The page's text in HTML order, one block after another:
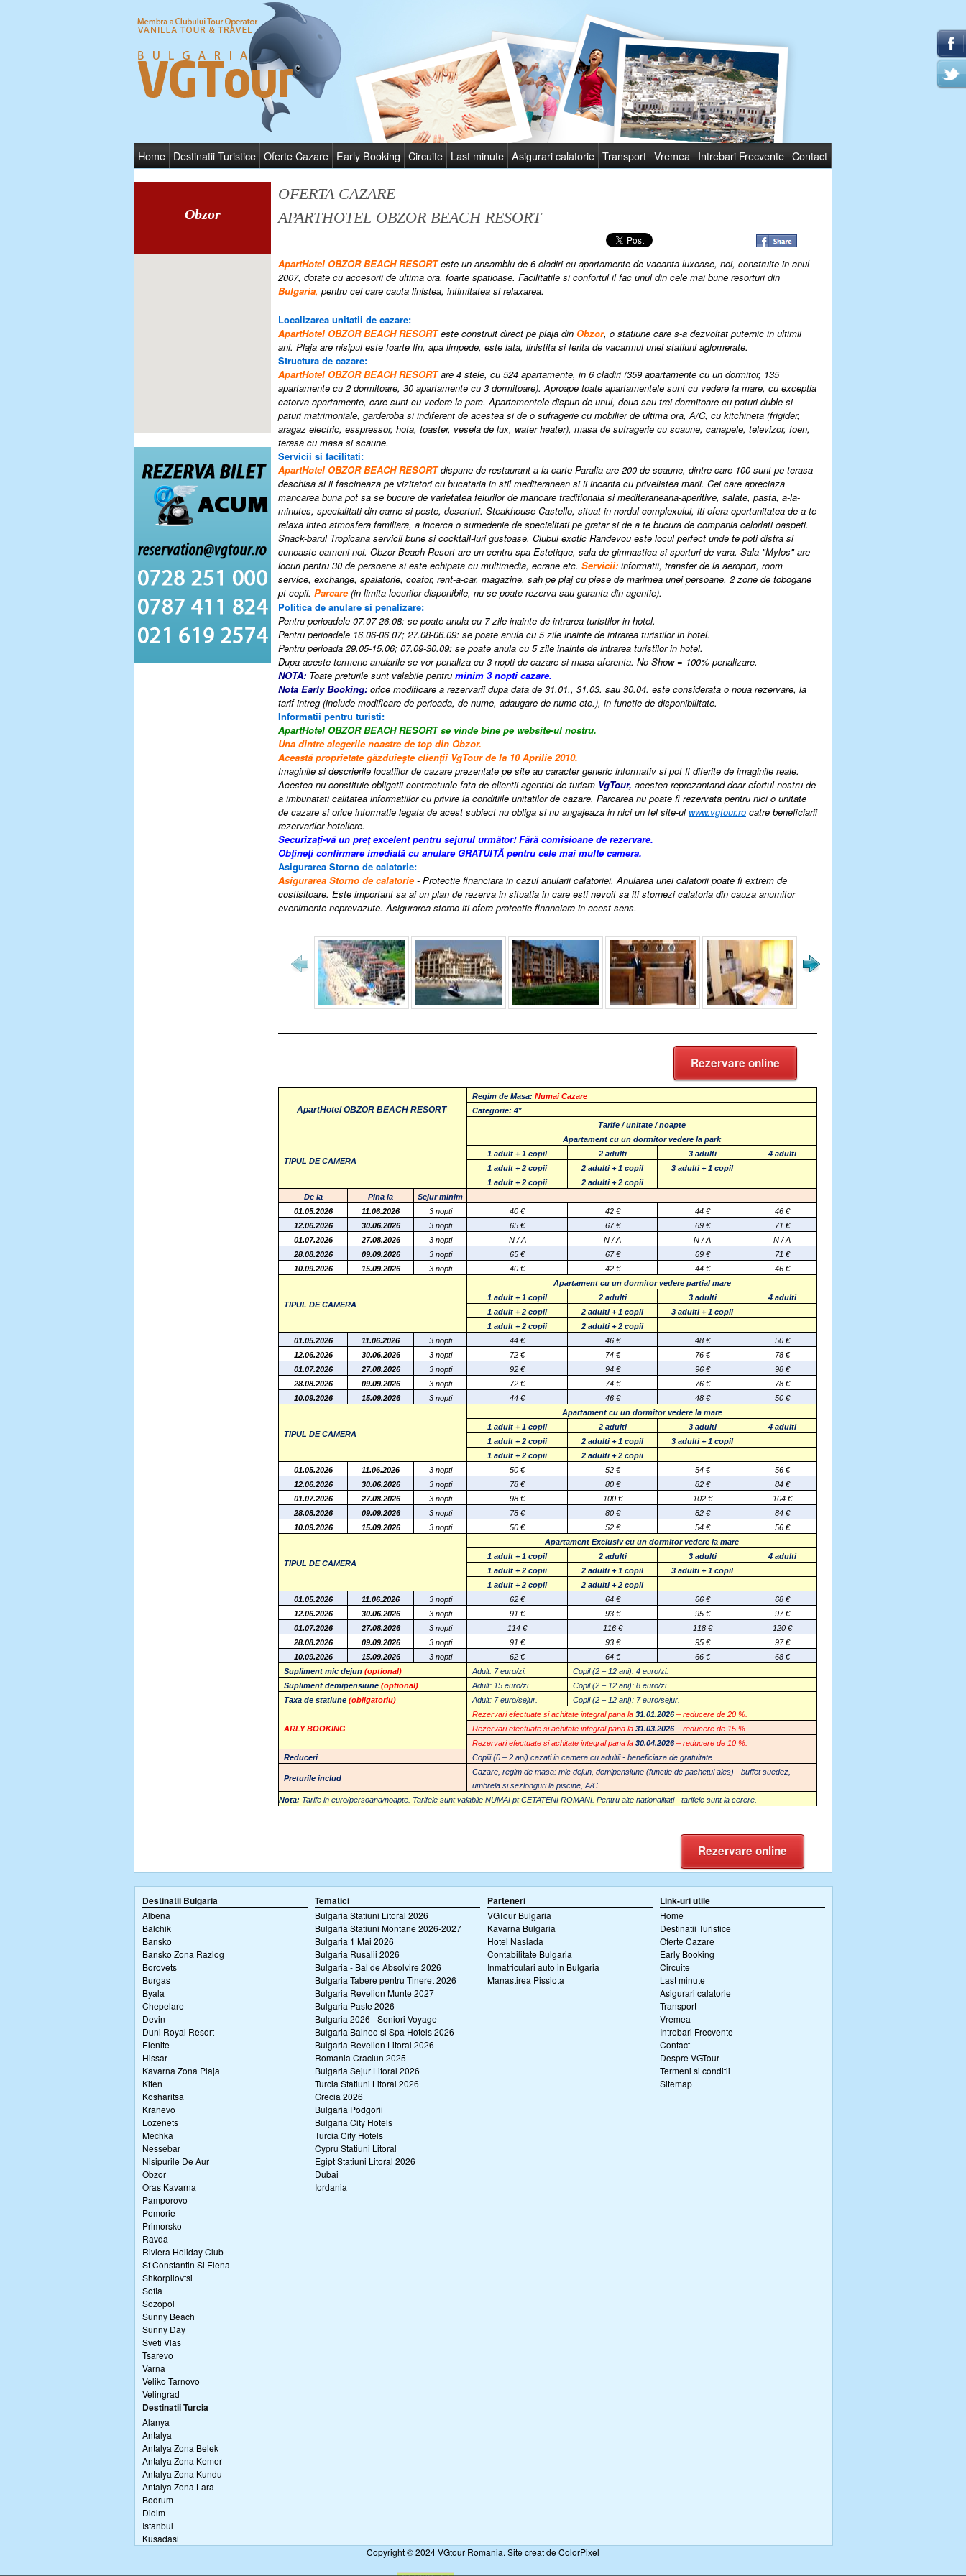
Home Destinatii Turistice Oferte Cazare Early Booking Circuite Last minute Asigurari calatorie Transport Vremea Intrebari Frecvente Contact
Obzor
OFERTA CAZARE
APARTHOTEL OBZOR BEACH RESORT
ApartHotel OBZOR BEACH RESORTeste un ansamblu de 6 cladiri cu apartamente de vacanta luxoase, noi, construite in anul
2007, dotate cu accesorii de ultima ora, foarte spatioase. Facilitatile si confortul il fac unul din cele mai bune resorturi din
Bulgaria, pentru cei care cauta linistea, intimitatea si relaxarea.
Localizarea unitatii de cazare:
ApartHotel OBZOR BEACH RESORTeste construit direct pe plaja din Obzor, o statiune care s-a dezvoltat puternic in ultimii
ani. Plaja are nisipul este foarte fin, apa limpede, este lata, linistita si ferita de vacarmul unei statiuni aglomerate.
Structura de cazare:
ApartHotel OBZOR BEACH RESORTare 4 stele, cu 524 apartamente, in 6 cladiri (359 apartamente cu un dormitor, 135
apartamente cu 2 dormitoare, 30 apartamente cu 3 dormitoare). Aproape toate apartamentele sunt cu vedere la mare, cu exceptia
catorva apartamente, care sunt cu vedere la parc. Apartamentele dispun de unul, doua sau trei dormitoare cu paturi duble si
paturi matrimoniale, garderoba si indiferent de acestea si de o sufragerie cu mobilier de ultima ora, A/C, cu kitchineta (frigider,
aragaz electric, esspressor, hota, toaster, vesela de lux, water heater), masa de sufragerie cu scaune, canapele, televizor, foen,
terasa cu masa si scaune.
Servicii si facilitati:
ApartHotel OBZOR BEACH RESORTdispune de restaurant a-la-carte Paralia are 200 de scaune, dintre care 100 sunt pe terasa
deschisa si ii fascineaza pe vizitatori cu bucataria in stil mediteranean si ii incanta cu privelistea marii. Cei care apreciaza
mancarea buna pot sa se bucure de varietatea felurilor de mancare traditionala si mediteraneana-aperitive, salate, pasta, a-la-
minutes, specialitati din carne si peste, deserturi. Steakhouse Castello, situat in nordul complexului, iti ofera oportunitatea de a te
relaxa intr-o atmosfera familiara, a incerca o sumedenie de specialitati pe gratar si de a te bucura de compania celorlati oaspeti.
Snack-barul Tropicana servicii bune si cocktail-luri gustoase. Clubul exotic Randevou este locul perfect unde te poti distra si
cunoaste oameni noi. Obzor Beach Resort are un centru spa Estetique, sala de gimnastica si sporturi de vara. Sala "Mylos" are
locuri pentru 30 de persoane si este echipata cu multimedia, ecrane etc. Servicii: informatii, transfer de la aeroport, room
service, exchange, spalatorie, coafor, rent-a-car, magazine, sah pe plaj cu piese de marimea unei persoane, 2 zone de tobogane
pt copii. Parcare(in limita locurilor disponibile, nu se poate rezerva sau garanta din agentie).
Politica de anulare si penalizare:
Pentru perioadele 07.07-26.08: se poate anula cu 7 zile inainte de intrarea turistilor in hotel.
Pentru perioadele 16.06-06.07; 27.08-06.09: se poate anula cu 5 zile inainte de intrarea turistilor in hotel.
Pentru perioada 29.05-15.06; 07.09-30.09: se poate anula cu 5 zile inainte de intrarea turistilor in hotel.
Dupa aceste termene anularile se vor penaliza cu 3 nopti de cazare si masa aferenta. No Show = 100% penalizare.
NOTA: Toate preturile sunt valabile pentru minim 3 nopti cazare.
Nota Early Booking: orice modificare a rezervarii dupa data de 31.01., 31.03. sau 30.04. este considerata o noua rezervare, la
tarif intreg (include modificare de perioada, de nume, adaugare de nume etc.), in functie de disponibilitate.
Informatii pentru turisti:
ApartHotel OBZOR BEACH RESORTse vinde bine pe website-ul nostru.
Una dintre alegerile noastre de top din Obzor.
Această proprietate găzduiește clienții VgTour de la 10 Aprilie 2010.
Imaginile si descrierile locatiilor de cazare prezentate pe site au caracter generic informativ si pot fi diferite de imaginile reale.
Acestea nu constituie obligatii contractuale fata de clientii agentiei de turism VgTour, acestea reprezantand doar efortul nostru de
a imbunatati calitatea informatiilor cu privire la conditiile unitatilor de cazare. Parcarea nu poate fi rezervata pentru nici o unitate
de cazare si orice informatie legata de acest subiect nu obliga si nu angajeaza in nici un fel site-ul www.vgtour.ro catre beneficiarii
rezervarilor hoteliere.
Securizați-vă un preţ excelent pentru sejurul următor! Fără comisioane de rezervare.
Obţineţi confirmare imediată cu anulare GRATUITĂ pentru cele mai multe camera.
Asigurarea Storno de calatorie:
Asigurarea Storno de calatorie- Protectie financiara in cazul anularii calatoriei. Anularea unei calatorii poate fi extrem de
costisitoare. Este important sa ai un plan de rezerva in situatia in care esti nevoit sa iti stornezi calatoria din cauza anumitor
evenimente neprevazute. Asigurarea storno iti ofera protectie financiara in acest sens.
Rezervare online
ApartHotel OBZOR BEACH RESORT
Regim de Masa:Numai Cazare
Categorie: 4*
Tarife / unitate / noapte
TIPUL DE CAMERA
Apartament cu un dormitorvedere la park
1 adult + 1 copil
2 adulti 3 adulti
4 adulti
1 adult + 2 copii
2 adulti + 1 copil
3 adulti + 1 copil
1 adult + 2 copii
2 adulti + 2 copii
De la
Pina la
Sejur minim
01.05.2026
11.06.2026 3 nopti 40 € 42 € 44 €
46 €
12.06.2026
30.06.2026 3 nopti 65 € 67 € 69 €
71 €
01.07.2026
27.08.2026 3 nopti N / A N / A N / A
N / A
28.08.2026
09.09.2026 3 nopti 65 € 67€ 69 € 71 €
10.09.2026
15.09.2026 3 nopti 40 € 42 € 44 € 46 €
TIPUL DE CAMERA
Apartament cu un dormitorvedere partial mare
1 adult + 1 copil
2 adulti 3 adulti
4 adulti
1 adult + 2 copii
2 adulti + 1 copil
3 adulti + 1 copil
1 adult + 2 copii
2 adulti + 2 copii
01.05.2026
11.06.2026 3 nopti 44 € 46 € 48 €
50 €
12.06.2026
30.06.2026 3 nopti 72 € 74 € 76 €
78 €
01.07.2026
27.08.2026 3 nopti 92 € 94 € 96 €
98 €
28.08.2026
09.09.2026 3 nopti 72 € 74 € 76 € 78 €
10.09.2026
15.09.2026 3 nopti 44 € 46 € 48 € 50 €
TIPUL DE CAMERA
Apartament cu un dormitorvedere la mare
1 adult + 1 copil
2 adulti 3 adulti
4 adulti
1 adult + 2 copii
2 adulti + 1 copil
3 adulti + 1 copil
1 adult + 2 copii
2 adulti + 2 copii
01.05.2026
11.06.2026 3 nopti 50 € 52 € 54 €
56 €
12.06.2026
30.06.2026 3 nopti 78 € 80 € 82 €
84 €
01.07.2026
27.08.2026 3 nopti 98 € 100 € 102 €
104 €
28.08.2026
09.09.2026 3 nopti 78 € 80 € 82 € 84 €
10.09.2026
15.09.2026 3 nopti 50 € 52 € 54 € 56 €
TIPUL DE CAMERA
Apartament Exclusiv cu un dormitorvedere la mare
1 adult + 1 copil
2 adulti 3 adulti
4 adulti
1 adult + 2 copii
2 adulti + 1 copil
3 adulti + 1 copil
1 adult + 2 copii
2 adulti + 2 copii
01.05.2026
11.06.2026 3 nopti 62 € 64 € 66 €
68 €
12.06.2026
30.06.2026 3 nopti 91 € 93 € 95 €
97 €
01.07.2026
27.08.2026 3 nopti 114 € 116 € 118 €
120 €
28.08.2026
09.09.2026 3 nopti 91 € 93 € 95 € 97€
10.09.2026
15.09.2026 3 nopti 62 € 64 € 66 € 68 €
Supliment mic dejun(optional) Adult: 7 euro/zi.
Copil (2 – 12 ani): 4 euro/zi.
Supliment demipensiune(optional) Adult: 15 euro/zi.
Copil (2 – 12 ani): 8 euro/zi..
Taxa de statiune(obligatoriu) Adult: 7 euro/sejur. Copil (2 – 12 ani): 7 euro/sejur.
ARLY BOOKING
Rezervari efectuate si achitate integral pana la31.01.2026 – reducere de 20 %.
Rezervari efectuate si achitate integral pana la31.03.2026 – reducere de 15 %.
Rezervari efectuate si achitate integral pana la30.04.2026 – reducere de 10 %.
Reduceri
Copiii (0 – 2 ani) cazati in camera cu adultii - beneficiaza de gratuitate.
Preturile includ
Cazare, regim de masa: mic dejun, demipensiune (functie de pachetul ales) - buffet suedez,
umbrela si sezlonguri la piscine, A/C.
Nota: Tarife in euro/persoana/noapte. Tarifele sunt valabile NUMAI pt CETATENI ROMANI. Pentru alte nationalitati - tarifele sunt la cerere.
Rezervare online
Destinatii Bulgaria
Albena
Balchik
Bansko
Bansko Zona Razlog
Borovets
Burgas
Byala
Chepelare
Devin
Duni Royal Resort
Elenite
Hissar
Kavarna Zona Plaja
Kiten
Kosharitsa
Kranevo
Lozenets
Mechka
Nessebar
Nisipurile De Aur
Obzor
Oras Kavarna
Pamporovo
Pomorie
Primorsko
Ravda
Riviera Holiday Club
Sf Constantin Si Elena
Shkorpilovtsi
Sofia
Sozopol
Sunny Beach
Sunny Day
Sveti Vlas
Tsarevo
Varna
Veliko Tarnovo
Velingrad
Destinatii Turcia
Alanya
Antalya
Antalya Zona Belek
Antalya Zona Kemer
Antalya Zona Kundu
Antalya Zona Lara
Bodrum
Didim
Istanbul
Kusadasi
Tematici
Bulgaria Statiuni Litoral 2026
Bulgaria Statiuni Montane 2026-2027
Bulgaria 1 Mai 2026
Bulgaria Rusalii 2026
Bulgaria - Bal de Absolvire 2026
Bulgaria Tabere pentru Tineret 2026
Bulgaria Revelion Munte 2027
Bulgaria Paste 2026
Bulgaria 2026 - Seniori Voyage
Bulgaria Balneo si Spa Hotels 2026
Bulgaria Revelion Litoral 2026
Romania Craciun 2025
Bulgaria Sejur Litoral 2026
Turcia Statiuni Litoral 2026
Grecia 2026
Bulgaria Podgorii
Bulgaria City Hotels
Turcia City Hotels
Cypru Statiuni Litoral
Egipt Statiuni Litoral 2026
Dubai
Iordania
Parteneri
VGTour Bulgaria
Kavarna Bulgaria
Hotel Naslada
Contabilitate Bulgaria
Inmatriculari auto in Bulgaria
Manastirea Pissiota
Link-uri utile
Home
Destinatii Turistice
Oferte Cazare
Early Booking
Circuite
Last minute
Asigurari calatorie
Transport
Vremea
Intrebari Frecvente
Contact
Despre VGTour
Termeni si conditii
Sitemap
Copyright © 2024 VGtour Romania. Site creat de ColorPixel